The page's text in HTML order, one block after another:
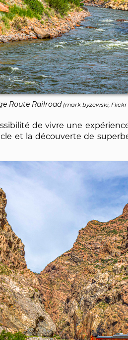
Route Railroad(mark byzewski, Flickr
de vivre une
et la découverte de